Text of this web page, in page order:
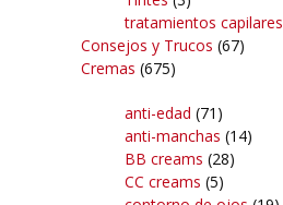
tratamientos capilares
Consejos y Trucos (67)
Cremas (675)
anti-edad (71)
anti-manchas (14)
BB creams (28)
CC creams (5)